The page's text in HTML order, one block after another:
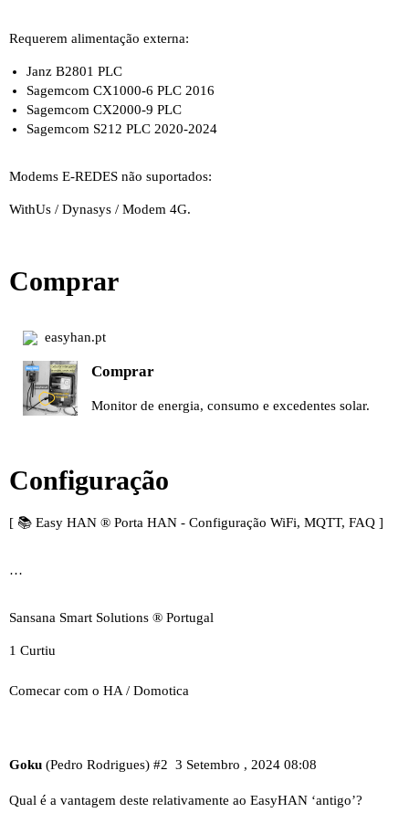
Requerem alimentação externa:
Janz B2801 PLC
Sagemcom CX1000-6 PLC 2016
Sagemcom CX2000-9 PLC
Sagemcom S212 PLC 2020-2024
Modems E-REDES não suportados:
WithUs / Dynasys / Modem 4G.
Comprar
easyhan.pt
Comprar
Monitor de energia, consumo e excedentes solar.
Configuração
[ 📚 Easy HAN ® Porta HAN - Configuração WiFi, MQTT, FAQ ]
…
Sansana Smart Solutions ® Portugal
1 Curtiu
Comecar com o HA / Domotica
Goku (Pedro Rodrigues) 3 Setembro , 2024 08:08
#2
Qual é a vantagem deste relativamente ao EasyHAN ‘antigo’?